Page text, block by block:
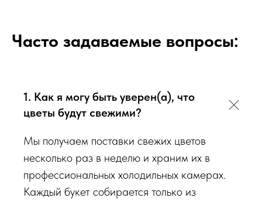
Часто задаваемые вопросы:
1. Как я могу быть уверен(а), что
цветы будут свежими?
Мы получаем поставки свежих цветов
несколько раз в неделю и храним их в
профессиональных холодильных камерах.
Каждый букет собирается только из